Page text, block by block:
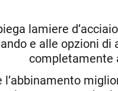
lamiere
e alle opzioni di
completamente
l’abbinamento